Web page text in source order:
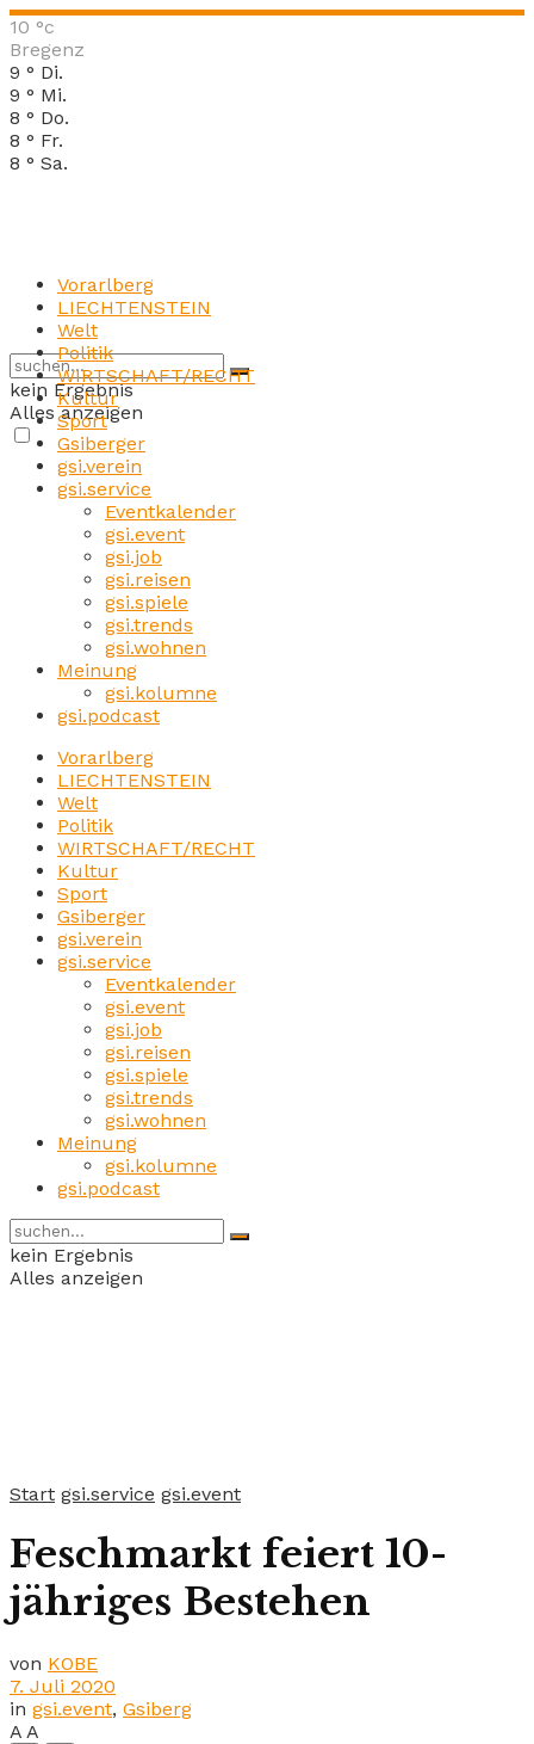
10 °c
Bregenz
9 ° Di.
9 ° Mi.
8 ° Do.
8 ° Fr.
8 ° Sa.
kein Ergebnis
Alles anzeigen
Vorarlberg
LIECHTENSTEIN
Welt
Politik
WIRTSCHAFT/RECHT
Kultur
Sport
Gsiberger
gsi.verein
gsi.service
Eventkalender
gsi.event
gsi.job
gsi.reisen
gsi.spiele
gsi.trends
gsi.wohnen
Meinung
gsi.kolumne
gsi.podcast
Vorarlberg
LIECHTENSTEIN
Welt
Politik
WIRTSCHAFT/RECHT
Kultur
Sport
Gsiberger
gsi.verein
gsi.service
Eventkalender
gsi.event
gsi.job
gsi.reisen
gsi.spiele
gsi.trends
gsi.wohnen
Meinung
gsi.kolumne
gsi.podcast
kein Ergebnis
Alles anzeigen
Start gsi.service gsi.event
Feschmarkt feiert 10-
jähriges Bestehen
von KOBE
7. Juli 2020
in gsi.event, Gsiberg
A A